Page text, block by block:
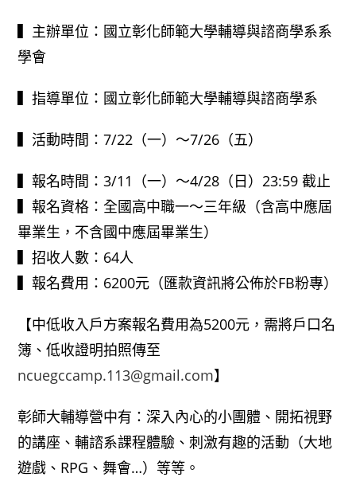
▍主辦單位：國立彰化師範大學輔導與諮商學系系
學會
▍指導單位：國立彰化師範大學輔導與諮商學系
▍活動時間：7/22（一）～7/26（五）
▍報名時間：3/11（一）～4/28（日）23:59 截止
▍報名資格：全國高中職一～三年級（含高中應屆
畢業生，不含國中應屆畢業生）
▍招收人數：64人
▍報名費用：6200元（匯款資訊將公佈於FB粉專）
【中低收入戶方案報名費用為5200元，需將戶口名
簿、低收證明拍照傳至
ncuegccamp.113@gmail.com】
彰師大輔導營中有：深入內心的小團體、開拓視野
的講座、輔諮系課程體驗、刺激有趣的活動（大地
遊戲、RPG、舞會…）等等。